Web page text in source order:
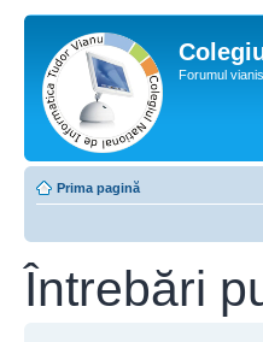
Forumul
Prima pagină
Întrebări